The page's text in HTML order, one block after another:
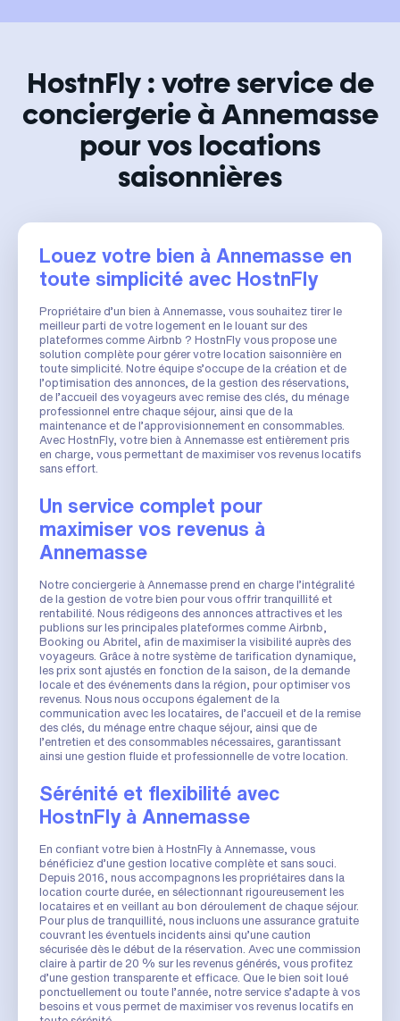
HostnFly : votre service de
conciergerie à Annemasse
pour vos locations
saisonnières
Louez votre bien à Annemasse en
toute simplicité avec HostnFly
Propriétaire d’un bien à Annemasse, vous souhaitez tirer le
meilleur parti de votre logement en le louant sur des
plateformes comme Airbnb ? HostnFly vous propose une
solution complète pour gérer votre location saisonnière en
toute simplicité. Notre équipe s’occupe de la création et de
l’optimisation des annonces, de la gestion des réservations,
de l’accueil des voyageurs avec remise des clés, du ménage
professionnel entre chaque séjour, ainsi que de la
maintenance et de l’approvisionnement en consommables.
Avec HostnFly, votre bien à Annemasse est entièrement pris
en charge, vous permettant de maximiser vos revenus locatifs
sans effort.
Un service complet pour
maximiser vos revenus à
Annemasse
Notre conciergerie à Annemasse prend en charge l’intégralité
de la gestion de votre bien pour vous offrir tranquillité et
rentabilité. Nous rédigeons des annonces attractives et les
publions sur les principales plateformes comme Airbnb,
Booking ou Abritel, afin de maximiser la visibilité auprès des
voyageurs. Grâce à notre système de tarification dynamique,
les prix sont ajustés en fonction de la saison, de la demande
locale et des événements dans la région, pour optimiser vos
revenus. Nous nous occupons également de la
communication avec les locataires, de l’accueil et de la remise
des clés, du ménage entre chaque séjour, ainsi que de
l’entretien et des consommables nécessaires, garantissant
ainsi une gestion fluide et professionnelle de votre location.
Sérénité et flexibilité avec
HostnFly à Annemasse
En confiant votre bien à HostnFly à Annemasse, vous
bénéficiez d’une gestion locative complète et sans souci.
Depuis 2016, nous accompagnons les propriétaires dans la
location courte durée, en sélectionnant rigoureusement les
locataires et en veillant au bon déroulement de chaque séjour.
Pour plus de tranquillité, nous incluons une assurance gratuite
couvrant les éventuels incidents ainsi qu’une caution
sécurisée dès le début de la réservation. Avec une commission
claire à partir de 20 % sur les revenus générés, vous profitez
d’une gestion transparente et efficace. Que le bien soit loué
ponctuellement ou toute l’année, notre service s’adapte à vos
besoins et vous permet de maximiser vos revenus locatifs en